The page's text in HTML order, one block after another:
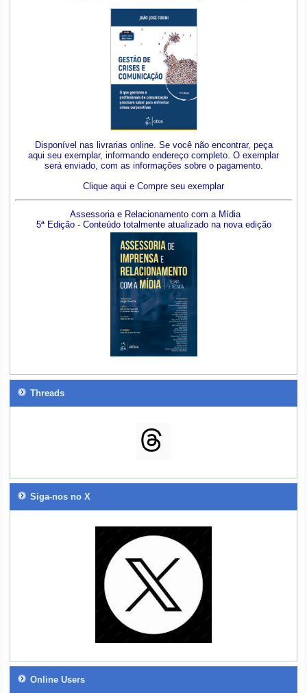
Disponível nas livrarias online. Se você não encontrar, peça
aqui seu exemplar, informando endereço completo. O exemplar
será enviado, com as informações sobre o pagamento.
Clique aqui e Compre seu exemplar
Assessoria e Relacionamento com a Mídia
5ª Edição - Conteúdo totalmente atualizado na nova edição
Threads
Siga-nos no X
Online Users